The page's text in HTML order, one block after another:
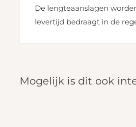
De lengteaanslagen
levertijd bedraagt in de
Mogelijk is dit ook